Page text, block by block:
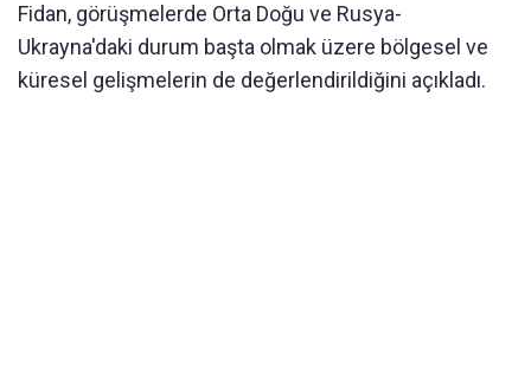
Fidan, görüşmelerde Orta Doğu ve Rusya-
Ukrayna'daki durum başta olmak üzere bölgesel ve
küresel gelişmelerin de değerlendirildiğini açıkladı.